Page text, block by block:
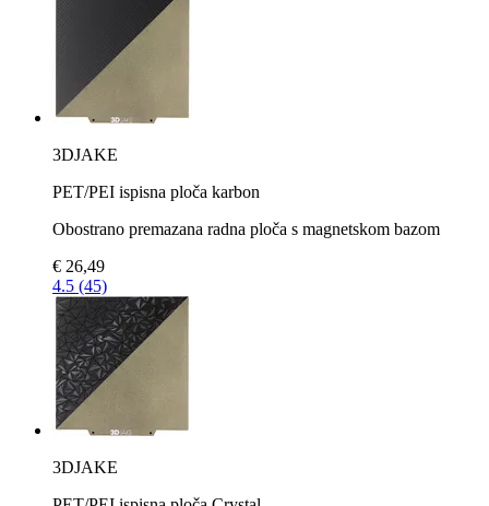
3DJAKE
PET/PEI ispisna ploča karbon
Obostrano premazana radna ploča s magnetskom bazom
€ 26,49
4.5 (45)
3DJAKE